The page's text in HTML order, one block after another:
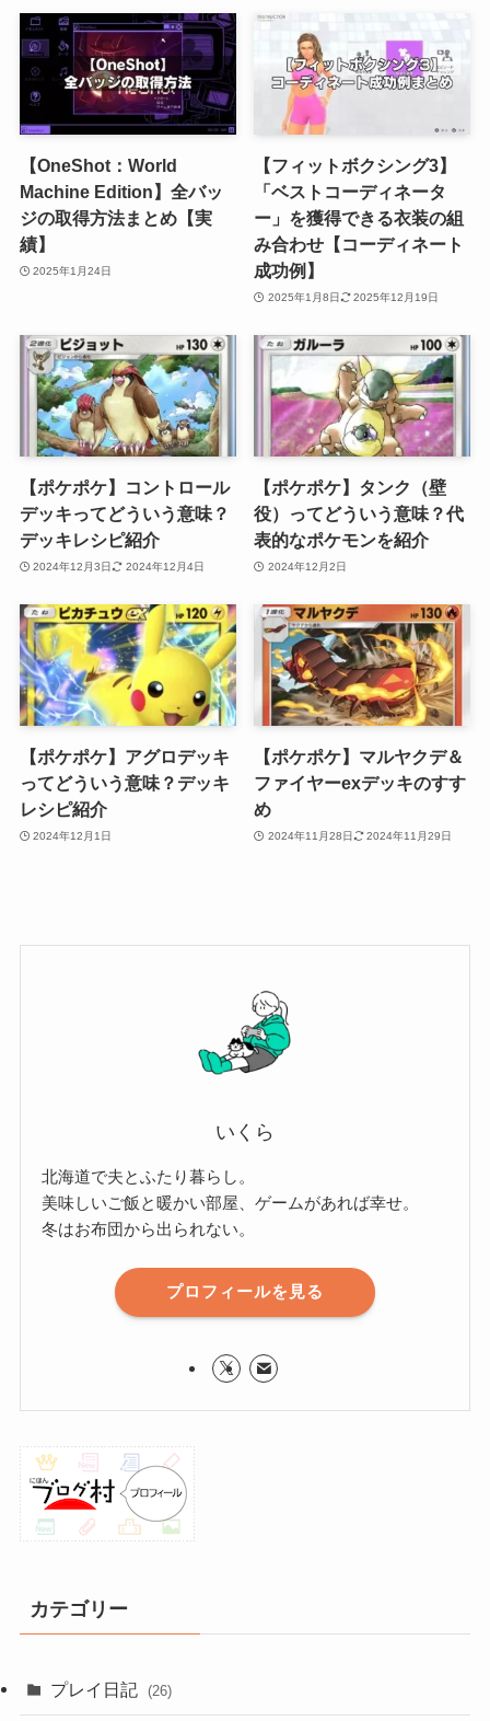
【OneShot：World
Machine Edition】全バッ
ジの取得方法まとめ【実
績】
2025年1月24日
【フィットボクシング3】
「ベストコーディネータ
ー」を獲得できる衣装の組
み合わせ【コーディネート
成功例】
2025年1月8日 2025年12月19日
【ポケポケ】コントロール
デッキってどういう意味？
デッキレシピ紹介
2024年12月3日 2024年12月4日
【ポケポケ】タンク（壁
役）ってどういう意味？代
表的なポケモンを紹介
2024年12月2日
【ポケポケ】アグロデッキ
ってどういう意味？デッキ
レシピ紹介
2024年12月1日
【ポケポケ】マルヤクデ＆
ファイヤーexデッキのすす
め
2024年11月28日 2024年11月29日
いくら
北海道で夫とふたり暮らし。
美味しいご飯と暖かい部屋、ゲームがあれば幸せ。
冬はお布団から出られない。
プロフィールを見る
カテゴリー
プレイ日記 (26)